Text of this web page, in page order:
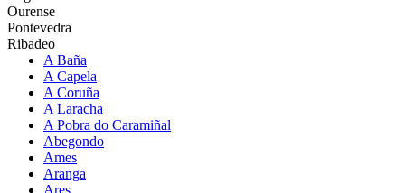
Ourense
Pontevedra
Ribadeo
A Baña
A Capela
A Coruña
A Laracha
A Pobra do Caramiñal
Abegondo
Ames
Aranga
Ares